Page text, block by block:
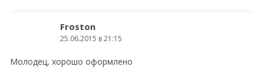
Froston
25.06.2015 в 21:15
Молодец, хорошо оформлено